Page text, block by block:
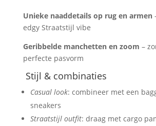
Unieke naaddetails op rug en armen
edgy Straatstijl vibe
Geribbelde manchetten en zoom –
perfecte pasvorm
Stijl & combinaties
Casual look: combineer met een
sneakers
Straatstijl outfit: draag met cargo